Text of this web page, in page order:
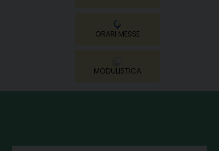
ORARI MESSE
MODULISTICA